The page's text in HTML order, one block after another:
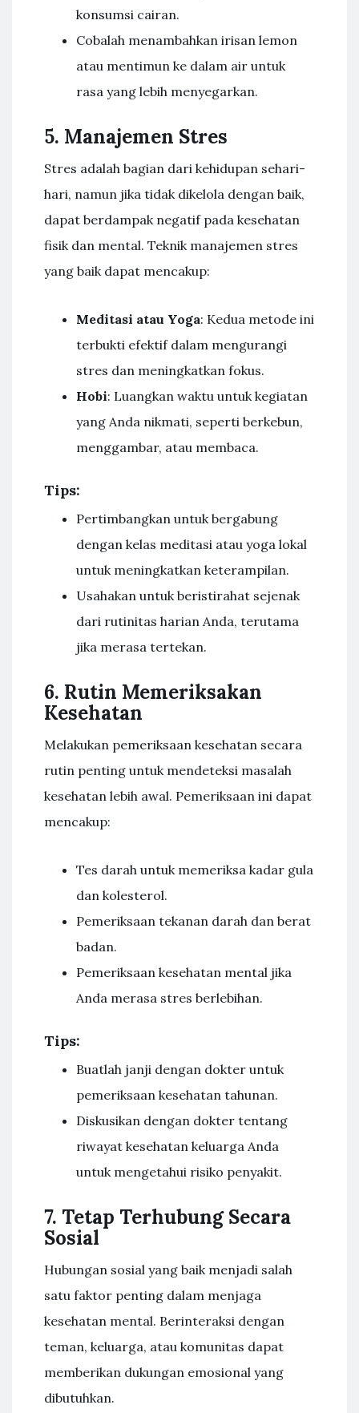
konsumsi cairan.
Cobalah menambahkan irisan lemon
atau mentimun ke dalam air untuk
rasa yang lebih menyegarkan.
5. Manajemen Stres
Stres adalah bagian dari kehidupan sehari-
hari, namun jika tidak dikelola dengan baik,
dapat berdampak negatif pada kesehatan
fisik dan mental. Teknik manajemen stres
yang baik dapat mencakup:
Meditasi atau Yoga: Kedua metode ini
terbukti efektif dalam mengurangi
stres dan meningkatkan fokus.
Hobi: Luangkan waktu untuk kegiatan
yang Anda nikmati, seperti berkebun,
menggambar, atau membaca.
Tips:
Pertimbangkan untuk bergabung
dengan kelas meditasi atau yoga lokal
untuk meningkatkan keterampilan.
Usahakan untuk beristirahat sejenak
dari rutinitas harian Anda, terutama
jika merasa tertekan.
6. Rutin Memeriksakan
Kesehatan
Melakukan pemeriksaan kesehatan secara
rutin penting untuk mendeteksi masalah
kesehatan lebih awal. Pemeriksaan ini dapat
mencakup:
Tes darah untuk memeriksa kadar gula
dan kolesterol.
Pemeriksaan tekanan darah dan berat
badan.
Pemeriksaan kesehatan mental jika
Anda merasa stres berlebihan.
Tips:
Buatlah janji dengan dokter untuk
pemeriksaan kesehatan tahunan.
Diskusikan dengan dokter tentang
riwayat kesehatan keluarga Anda
untuk mengetahui risiko penyakit.
7. Tetap Terhubung Secara
Sosial
Hubungan sosial yang baik menjadi salah
satu faktor penting dalam menjaga
kesehatan mental. Berinteraksi dengan
teman, keluarga, atau komunitas dapat
memberikan dukungan emosional yang
dibutuhkan.